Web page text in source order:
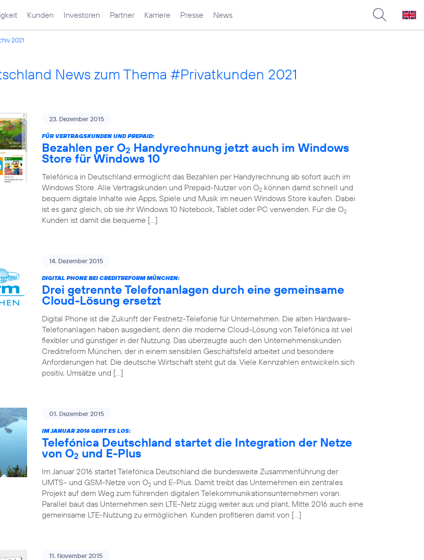
Kunden Investoren Partner Karriere Presse News
2021
News zum Thema #Privatkunden 2021
23. Dezember 2015
FÜR VERTRAGSKUNDEN UND PREPAID:
Bezahlen per O2 Handyrechnung jetzt auch im Windows
Store für Windows 10
Telefónica in Deutschland ermöglicht das Bezahlen per Handyrechnung ab sofort auch im
Windows Store. Alle Vertragskunden und Prepaid-Nutzer von O2 können damit schnell und
bequem digitale Inhalte wie Apps, Spiele und Musik im neuen Windows Store kaufen. Dabei
ist es ganz gleich, ob sie ihr Windows 10 Notebook, Tablet oder PC verwenden. Für die O2
Kunden ist damit die bequeme […]
14. Dezember 2015
DIGITAL PHONE BEI CREDITREFORM MÜNCHEN:
Drei getrennte Telefonanlagen durch eine gemeinsame
Cloud-Lösung ersetzt
Digital Phone ist die Zukunft der Festnetz-Telefonie für Unternehmen. Die alten Hardware-
Telefonanlagen haben ausgedient, denn die moderne Cloud-Lösung von Telefónica ist viel
flexibler und günstiger in der Nutzung. Das überzeugte auch den Unternehmenskunden
Creditreform München, der in einem sensiblen Geschäftsfeld arbeitet und besondere
Anforderungen hat. Die deutsche Wirtschaft steht gut da: Viele Kennzahlen entwickeln sich
positiv, Umsätze und […]
01. Dezember 2015
IM JANUAR 2016 GEHT ES LOS:
Telefónica Deutschland startet die Integration der Netze
von O2 und E-Plus
Im Januar 2016 startet Telefónica Deutschland die bundesweite Zusammenführung der
UMTS- und GSM-Netze von O2 und E-Plus. Damit treibt das Unternehmen ein zentrales
Projekt auf dem Weg zum führenden digitalen Telekommunikationsunternehmen voran.
Parallel baut das Unternehmen sein LTE-Netz zügig weiter aus und plant, Mitte 2016 auch eine
gemeinsame LTE-Nutzung zu ermöglichen. Kunden profitieren damit von […]
11. November 2015